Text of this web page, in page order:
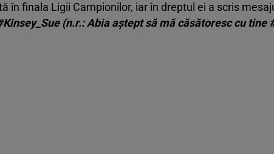
în finala Ligii Campionilor, iar în dreptul ei a scris
(n.r.: Abia aștept să mă căsătoresc cu tine